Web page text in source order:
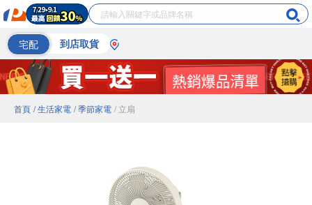
宅配 到店取貨
首頁 / 生活家電 / 季節家電 / 立扇